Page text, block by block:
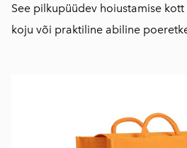
See pilkupüüdev hoiustamise
koju või praktiline abiline